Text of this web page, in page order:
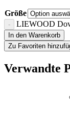
Größe
LIEWOOD
In den Warenkorb
Zu Favoriten
Verwandte